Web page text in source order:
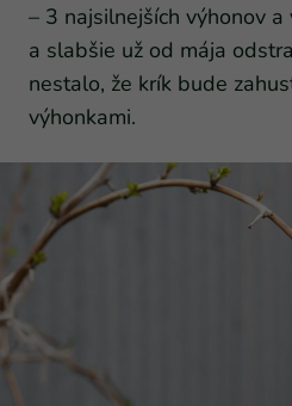
– 3 najsilnejších výhonov
a slabšie už od mája
nestalo, že krík bude
výhonkami.